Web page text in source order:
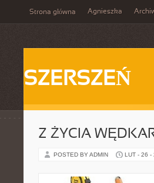
Strona główna Agnieszka
SZERSZEŃ
Z ŻYCIA
POSTED BY ADMIN LUT - 26 -